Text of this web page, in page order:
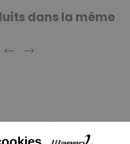
dans la même
Précédent
Suivant